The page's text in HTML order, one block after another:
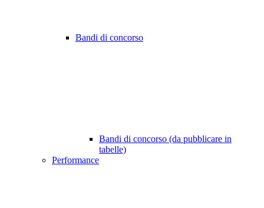
Bandi di concorso
Bandi di concorso (da pubblicare in
tabelle)
Performance